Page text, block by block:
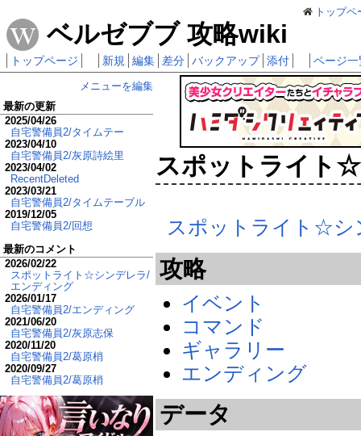
トップペ
ベルゼブブ 攻略wiki
トップページ 新規 編集 差分 バックアップ 添付 ページ一
スポットライト
スポットライト☆シ
攻略
イベント
コマンド
ギャラリー
エンディング
データ
メニューを編集
最新の更新
2025/04/26
自宅警備員2/タイムテー
2023/04/10
自宅警備員2/灰原詩絵里
2023/04/02
RecentDeleted
2023/03/21
自宅警備員2/タイムテーブル
2019/12/05
自宅警備員2/回想
最新のコメント
2026/02/22
スポットライト☆シンデレラ/
エンディング
2026/01/17
自宅警備員2/エンディング
2021/06/20
自宅警備員2/灰原志保
2020/11/20
自宅警備員2/葛原梢
2020/09/27
自宅警備員2/葛原梢